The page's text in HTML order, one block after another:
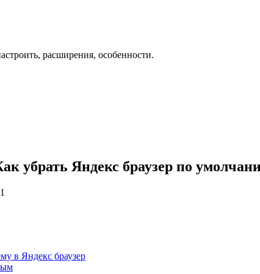
расширения, особенности.
убрать Яндекс браузер по
в Яндекс браузер